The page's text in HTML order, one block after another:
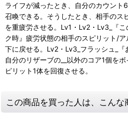
ライフが減ったとき、自分のカウント
召喚できる。そうしたとき、相手のス
を重疲労させる。Lv1・Lv2・Lv3_『
ク時』疲労状態の相手のスピリット/
下に戻せる。Lv2・Lv3_フラッシュ_『
自分のリザーブの__以外のコア1個を
ピリット1体を回復させる。
この商品を買った人は、こん